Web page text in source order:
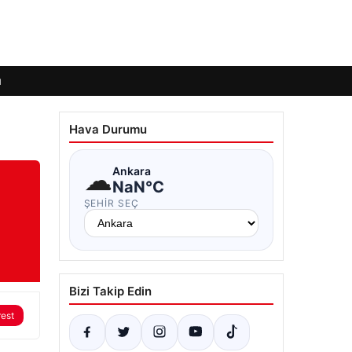
Hava Durumu
☁Ankara
NaN°C
ŞEHIR SEÇ
Bizi Takip Edin